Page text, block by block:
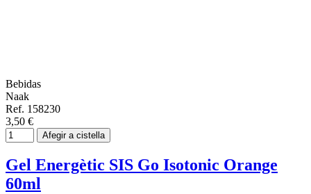
Bebidas
Naak
Ref. 158230
3,50 €
Afegir a cistella
Gel Energètic SIS Go Isotonic Orange
60ml